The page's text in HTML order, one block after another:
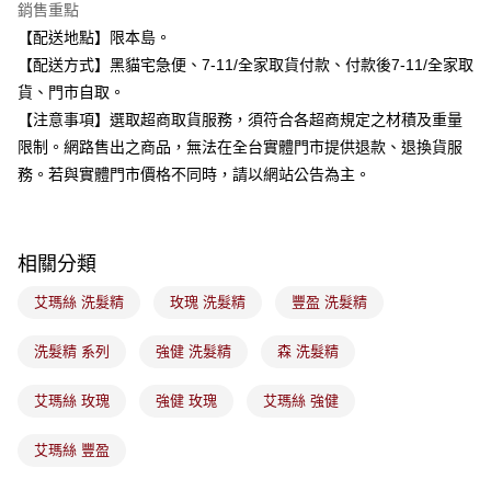
國泰世華商業銀行
臺灣中小企業銀行
匯豐（台灣）商業銀行
華泰商業銀行
聯邦商業銀行
元大商業銀行
永豐商業銀行
台新國際商業銀行
中國信託商業銀行
台灣樂天信用卡公司
Apple Pay
街口支付
悠遊付
Google Pay
相關說明
1.本服務由台灣大哥大提供，台灣大哥大用戶可立即使用無須另外申請。
流程，驗證手機門號後，選擇欲分期的期數、繳款截止日，確認付款後即完
4.訂單成立30分鐘內，如未前往確認交易或遇審核未通過，訂單將自動取
法說明評估內容。
ATM付款
運送方式
全家取貨付款
銷售重點
【配送地點】限本島。
【配送方式】黑貓宅急便、7-11/全家取貨付款、付款後7-11/全家取
貨、門市自取。
【注意事項】選取超商取貨服務，須符合各超商規定之材積及重量
限制。網路售出之商品，無法在全台實體門市提供退款、退換貨服
務。若與實體門市價格不同時，請以網站公告為主。
相關分類
艾瑪絲 洗髮精 玫瑰 洗髮精 豐盈 洗髮精
洗髮精 系列 強健 洗髮精 森 洗髮精
艾瑪絲 玫瑰 強健 玫瑰 艾瑪絲 強健
艾瑪絲 豐盈